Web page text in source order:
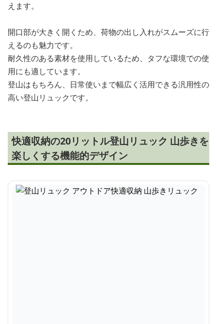
えます。
開口部が大きく開くため、荷物の出し入れがスムーズに行
えるのも魅力です。
耐久性のある素材を使用しているため、タフな環境での使
用にも適しています。
登山はもちろん、日常使いまで幅広く活用できる汎用性の
高い登山リュックです。
快適収納の20リットル登山リュック 山歩きを
楽しくする機能的デザイン